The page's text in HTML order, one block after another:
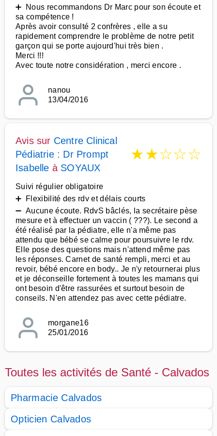
➕ Nous recommandons Dr Marc pour son écoute et
sa compétence !
Après avoir consulté 2 confrères , elle a su
rapidement comprendre le problème de notre petit
garçon qui se porte aujourd'hui très bien .
Merci !!!
Avec toute notre considération , merci encore .
nanou
13/04/2016
Avis sur Centre Clinical
Pédiatrie : Dr Prompt
Isabelle à SOYAUX
★★☆☆☆
Suivi régulier obligatoire
➕ Flexibilité des rdv et délais courts
➖ Aucune écoute. RdvS bâclés, la secrétaire pèse
mesure et à effectuer un vaccin ( ???). Le second a
été réalisé par la pédiatre, elle n'a même pas
attendu que bébé se calme pour poursuivre le rdv.
Elle pose des questions mais n'attend même pas
les réponses. Carnet de santé rempli, merci et au
revoir, bébé encore en body.. Je n'y retournerai plus
et je déconseille fortement à toutes les mamans qui
ont besoin d'être rassurées et surtout besoin de
conseils. N'en attendez pas avec cette pédiatre.
morgane16
25/01/2016
Toutes les activités de Santé - Calvados
Pharmacie Calvados
Opticien Calvados